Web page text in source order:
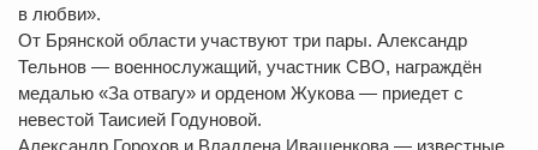
в любви».
От Брянской области участвуют три пары. Александр
Тельнов — военнослужащий, участник СВО, награждён
медалью «За отвагу» и орденом Жукова — приедет с
невестой Таисией Годуновой.
Александр Горохов и Владлена Иващенкова — известные